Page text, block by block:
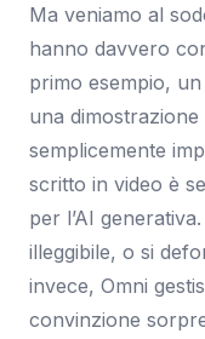
Ma veniamo al
hanno davvero
primo esempio,
una
semplicemente
scritto in video è
per l’AI
illeggibile, o si
invece, Omni
convinzione